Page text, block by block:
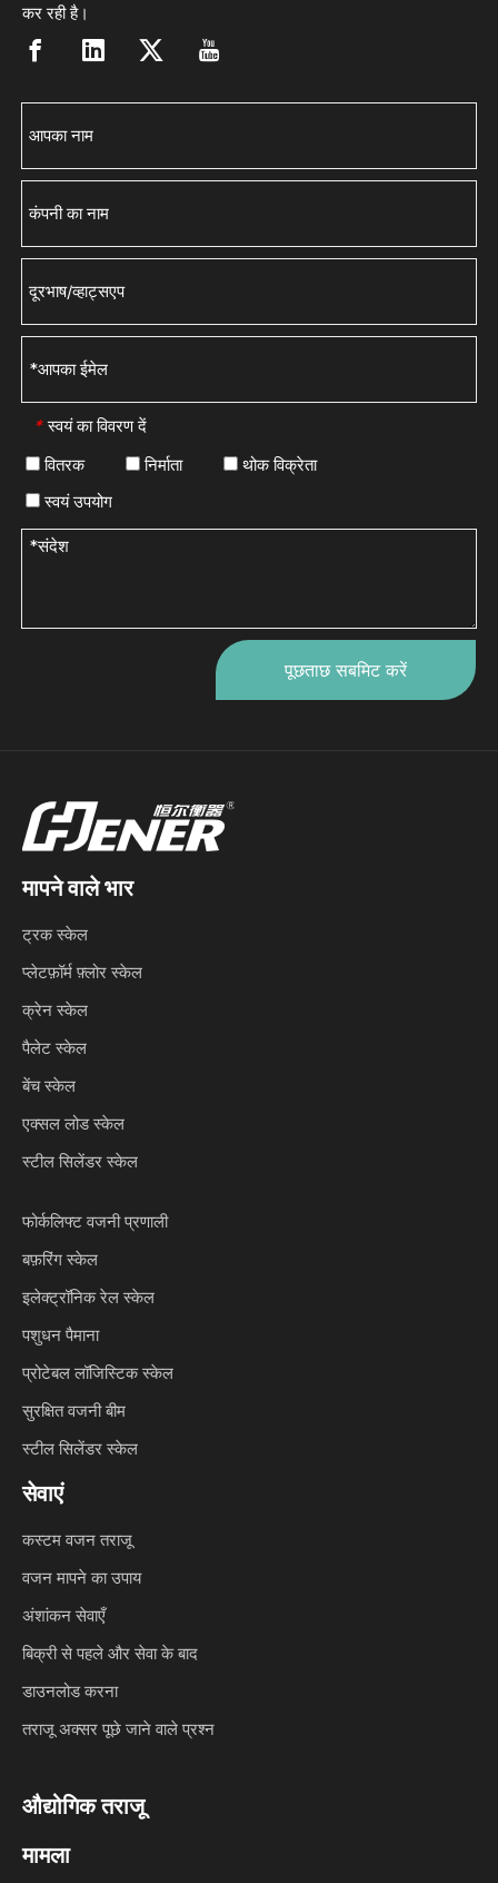
कर रही है।
* स्वयं का विवरण दें
वितरक
निर्माता
थोक विक्रेता
स्वयं उपयोग
पूछताछ सबमिट करें
मापने वाले भार
ट्रक स्केल
प्लेटफ़ॉर्म फ़्लोर स्केल
क्रेन स्केल
पैलेट स्केल
बेंच स्केल
एक्सल लोड स्केल
स्टील सिलेंडर स्केल
फोर्कलिफ्ट वजनी प्रणाली
बफ़रिंग स्केल
इलेक्ट्रॉनिक रेल स्केल
पशुधन पैमाना
प्रोटेबल लॉजिस्टिक स्केल
सुरक्षित वजनी बीम
स्टील सिलेंडर स्केल
सेवाएं
कस्टम वजन तराजू
वजन मापने का उपाय
अंशांकन सेवाएँ
बिक्री से पहले और सेवा के बाद
डाउनलोड करना
तराजू अक्सर पूछे जाने वाले प्रश्न
औद्योगिक तराजू
मामला